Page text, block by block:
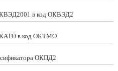
в код ОКВЭД2
в код ОКТМО
ОКПД2